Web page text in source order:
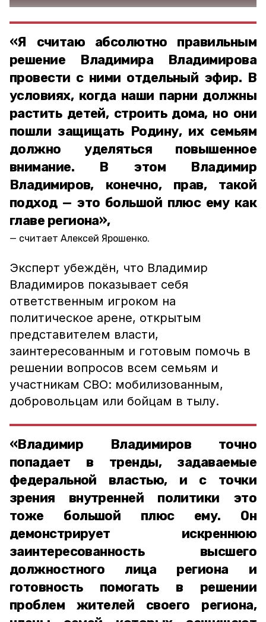
«Я считаю абсолютно правильным
решение Владимира Владимирова
провести с ними отдельный эфир. В
условиях, когда наши парни должны
растить детей, строить дома, но они
пошли защищать Родину, их семьям
должно уделяться повышенное
внимание. В этом Владимир
Владимиров, конечно, прав, такой
подход — это большой плюс ему как
главе региона»,
считает Алексей Ярошенко.
Эксперт убеждён, что Владимир
Владимиров показывает себя
ответственным игроком на
политическое арене, открытым
представителем власти,
заинтересованным и готовым помочь в
решении вопросов всем семьям и
участникам СВО: мобилизованным,
добровольцам или бойцам в тылу.
«Владимир Владимиров точно
попадает в тренды, задаваемые
федеральной властью, и с точки
зрения внутренней политики это
тоже большой плюс ему. Он
демонстрирует искреннюю
заинтересованность высшего
должностного лица региона и
готовность помогать в решении
проблем жителей своего региона,